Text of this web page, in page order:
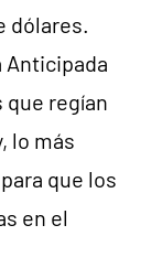
dólares.
Anticipada
regían
lo más
que los
en el